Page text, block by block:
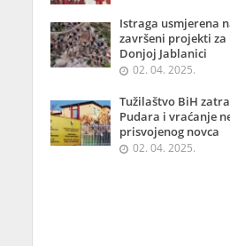
Istraga usmjerena
završeni projekti
Donjoj Jablanici
02. 04. 2025.
Tužilaštvo BiH
Pudara i vraćanje
prisvojenog novca
02. 04. 2025.